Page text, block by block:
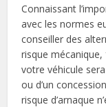
Connaissant
avec les normes
conseiller des
risque
votre véhicule
ou d’un
risque d’arnaque